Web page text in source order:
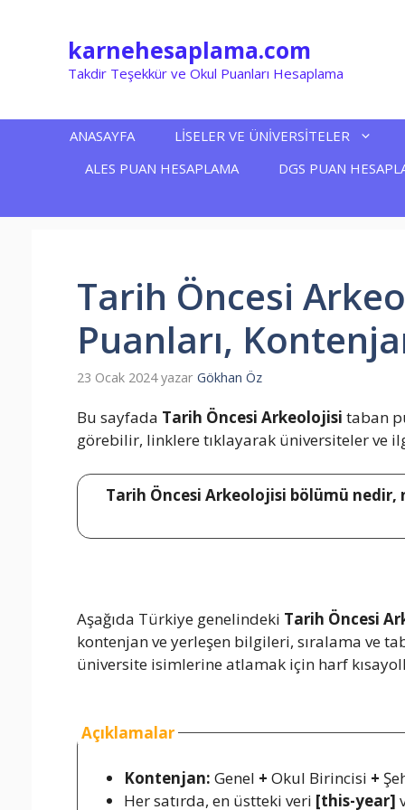
karnehesaplama.com
Takdir Teşekkür ve Okul Puanları Hesaplama
ANASAYFA LİSELER VE ÜNİVERSİTELER
ALES PUAN HESAPLAMA
DGS PUAN
Tarih Öncesi
Puanları,
23 Ocak 2024 yazar Gökhan Öz
Bu sayfada Tarih Öncesi Arkeolojisi taban
görebilir, linklere tıklayarak üniversiteler ve
Tarih Öncesi Arkeolojisi bölümü nedir,
Aşağıda Türkiye genelindeki Tarih Öncesi
kontenjan ve yerleşen bilgileri, sıralama ve
üniversite isimlerine atlamak için harf
Açıklamalar
Kontenjan: Genel + Okul Birincisi +
Her satırda, en üstteki veri [this-year]